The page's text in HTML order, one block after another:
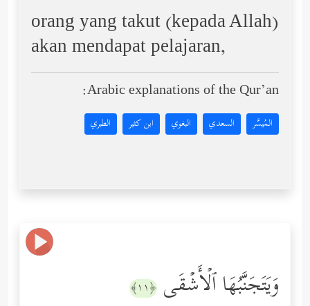
orang yang takut (kepada Allah)
akan mendapat pelajaran,
Arabic explanations of the Qur’an:
المُيسَّر السعدي البغوي ابن كثير الطبري
وَیَتَجَنَّبُهَا ٱلۡأَشۡقَى ﴿١١﴾